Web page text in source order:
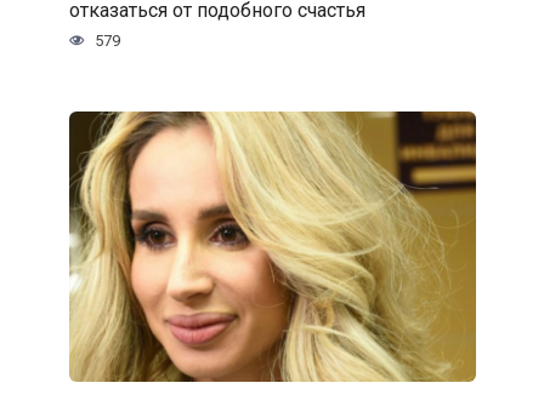
отказаться от подобного счастья
579